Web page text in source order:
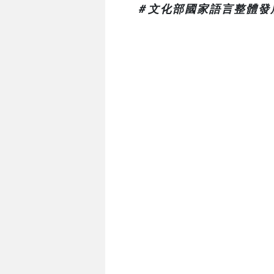
＃文化部國家語言整體